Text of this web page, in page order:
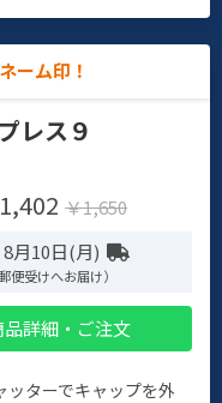
ーム印！
レス９
1,402 ￥1,650
月10日(月)
便受けへお届け）
品詳細・ご注文
ッターでキャップを外